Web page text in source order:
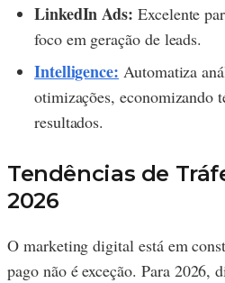
LinkedIn Ads: Excelente
foco em geração de leads.
Intelligence: Automatiza
otimizações, economizando
resultados.
Tendências de
2026
O marketing digital está em
pago não é exceção. Para 2026,